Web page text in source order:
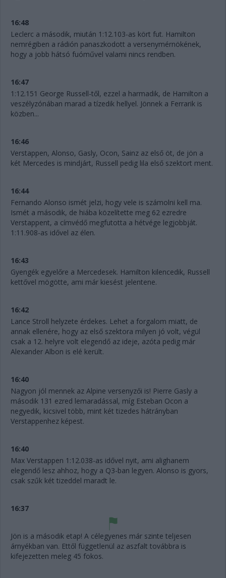
16:48
Leclerc a második, miután 1:12.103-as kört fut. Hamilton
nemrégiben a rádión panaszkodott a versenymérnökének,
hogy a jobb hátsó fuóművel valami nincs rendben.
16:47
1:12.151 George Russell-től, ezzel a harmadik, de Hamilton a
veszélyzónában marad a tízedik hellyel. Jönnek a Ferrarik is
közben...
16:46
Verstappen, Alonso, Gasly, Ocon, Sainz az első öt, de jön a
két Mercedes is mindjárt, Russell pedig lila első szektort ment.
16:44
Fernando Alonso ismét jelzi, hogy vele is számolni kell ma.
Ismét a második, de hiába közelítette meg 62 ezredre
Verstappent, a címvédő megfutotta a hétvége legjobbját.
1:11.908-as idővel az élen.
16:43
Gyengék egyelőre a Mercedesek. Hamilton kilencedik, Russell
kettővel mögötte, ami már kiesést jelentene.
16:42
Lance Stroll helyzete érdekes. Lehet a forgalom miatt, de
annak ellenére, hogy az első szektora milyen jó volt, végül
csak a 12. helyre volt elegendő az ideje, azóta pedig már
Alexander Albon is elé került.
16:40
Nagyon jól mennek az Alpine versenyzői is! Pierre Gasly a
második 131 ezred lemaradással, míg Esteban Ocon a
negyedik, kicsivel több, mint két tizedes hátrányban
Verstappenhez képest.
16:40
Max Verstappen 1:12.038-as idővel nyit, ami alighanem
elegendő lesz ahhoz, hogy a Q3-ban legyen. Alonso is gyors,
csak szűk két tizeddel maradt le.
16:37
Jön is a második etap! A célegyenes már szinte teljesen
árnyékban van. Ettől függetlenül az aszfalt továbbra is
kifejezetten meleg 45 fokos.